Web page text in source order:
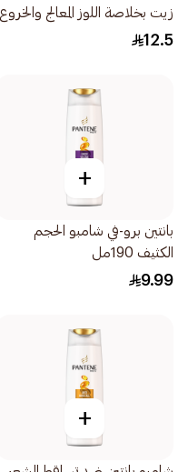
زيت بخلاصة اللوز المعالج والخروع
200مل
12.5
+
بانتين برو-في شامبو الحجم
الكثيف 190مل
9.99
+